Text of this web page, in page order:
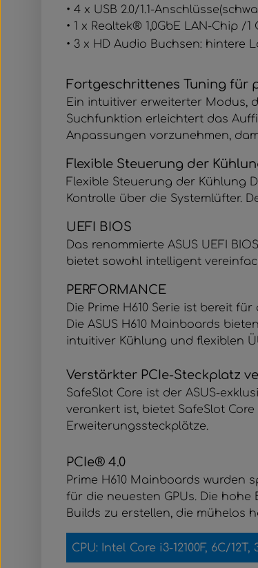
• 4 x USB 2.0/1.1-
• 1 x Realtek® 1,0GbE LAN-Chip
• 3 x HD Audio Buchsen:
Fortgeschrittenes Tuning für
Ein intuitiver erweiterter Modus,
Suchfunktion erleichtert das
Anpassungen vorzunehmen,
Flexible Steuerung der
Flexible Steuerung der Kühlung
Kontrolle über die Systemlüfter.
UEFI BIOS
Das renommierte ASUS UEFI
bietet sowohl intelligent
PERFORMANCE
Die Prime H610 Serie ist bereit
Die ASUS H610 Mainboards
intuitiver Kühlung und flexiblen
Verstärkter PCIe-Steckplatz
SafeSlot Core ist der ASUS-
verankert ist, bietet SafeSlot
Erweiterungssteckplätze.
PCIe® 4.0
Prime H610 Mainboards wurden
für die neuesten GPUs. Die
Builds zu erstellen, die mühelos
CPU: Intel Core i3-12100F, 6C/